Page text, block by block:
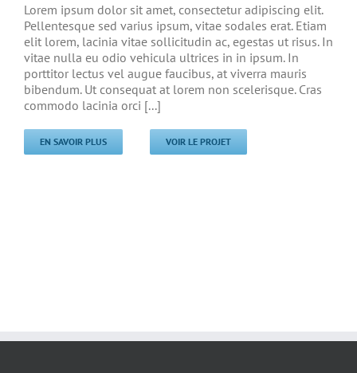
Lorem ipsum dolor sit amet, consectetur adipiscing elit.
Pellentesque sed varius ipsum, vitae sodales erat. Etiam
elit lorem, lacinia vitae sollicitudin ac, egestas ut risus. In
vitae nulla eu odio vehicula ultrices in in ipsum. In
porttitor lectus vel augue faucibus, at viverra mauris
bibendum. Ut consequat at lorem non scelerisque. Cras
commodo lacinia orci [...]
EN SAVOIR PLUS VOIR LE PROJET